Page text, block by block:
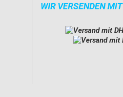
WIR VERSENDEN MIT